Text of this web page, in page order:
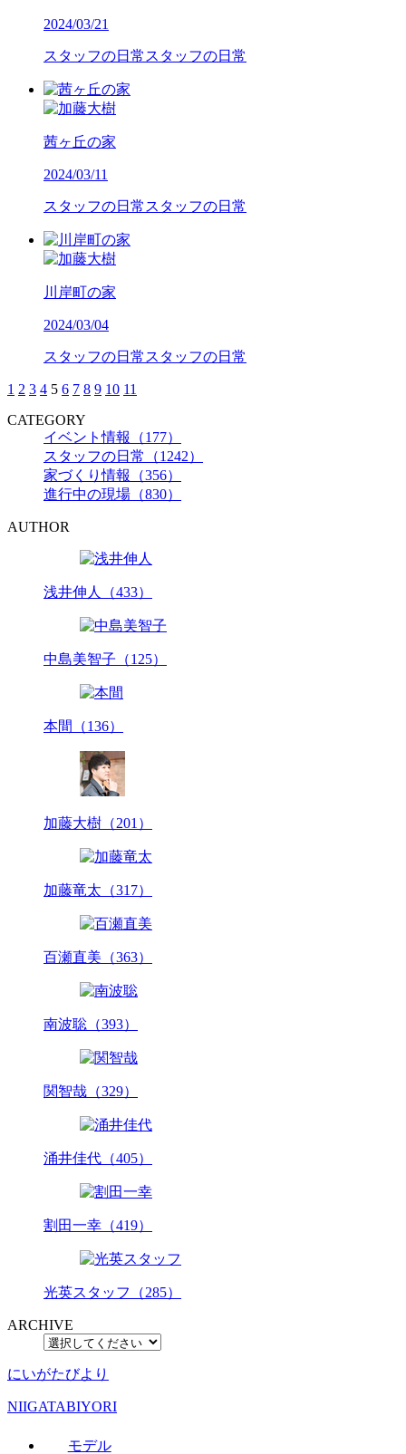
2024/03/21
スタッフの日常 スタッフの日常
茜ヶ丘の家
2024/03/11
スタッフの日常 スタッフの日常
川岸町の家
2024/03/04
スタッフの日常 スタッフの日常
1 2 3 4 5 6 7 8 9 10 11
CATEGORY
イベント情報（177）
スタッフの日常（1242）
家づくり情報（356）
進行中の現場（830）
AUTHOR
浅井伸人（433）
中島美智子（125）
本間（136）
加藤大樹（201）
加藤竜太（317）
百瀬直美（363）
南波聡（393）
関智哉（329）
涌井佳代（405）
割田一幸（419）
光英スタッフ（285）
ARCHIVE
にいがたびより
NIIGATABIYORI
モデル